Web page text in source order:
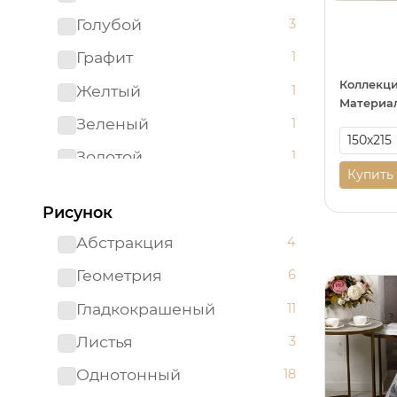
160*210
160*220
172*205
180*200
180*210
180*235 0
180х200 0
200*200 0
200*215 Евро 0
200*220 0
Голубой 3
Графит 1
Желтый 1
Зеленый 1
Золотой 1
Коричневый
Оливковый
Пудровый
Пыльная роза
Розовый
Светло-коричневый
Рисунок
Абстракция
4
Геометрия 6
Гладкокрашеный 11
Листья 3
Однотонный 18
Купить